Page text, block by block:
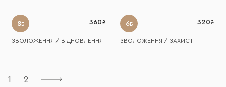
8Б 360
ЗВОЛОЖЕННЯ / ВІДНОВЛЕННЯ
6Б 320
ЗВОЛОЖЕННЯ / ЗАХИСТ
1 2